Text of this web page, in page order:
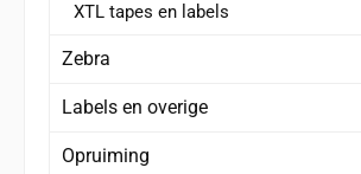
XTL tapes en labels
Zebra
Labels en overige
Opruiming